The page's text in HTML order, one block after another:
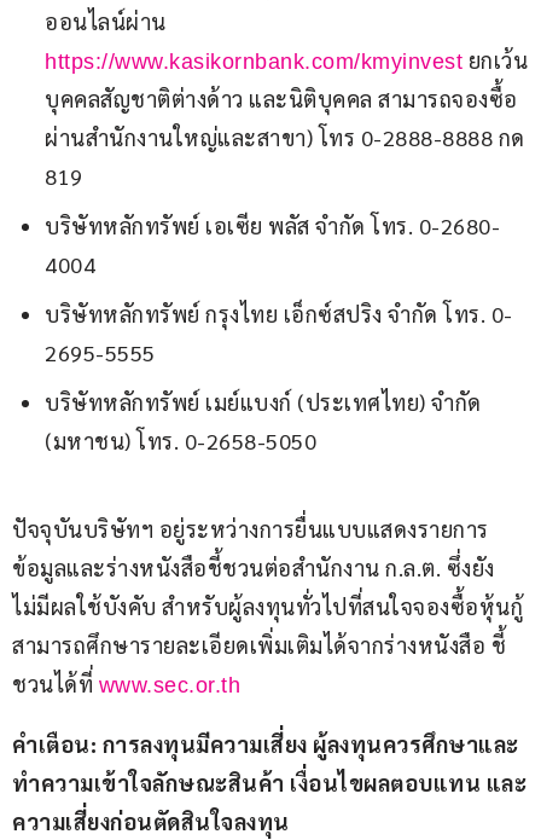
ออนไลน์ผ่าน
https://www.kasikornbank.com/kmyinvest ยกเว้น
บุคคลสัญชาติต่างด้าว และนิติบุคคล สามารถจองซื้อ
ผ่านสำนักงานใหญ่และสาขา) โทร 0-2888-8888 กด
819
บริษัทหลักทรัพย์ เอเซีย พลัส จำกัด โทร. 0-2680-
4004
บริษัทหลักทรัพย์ กรุงไทย เอ็กซ์สปริง จำกัด โทร. 0-
2695-5555
บริษัทหลักทรัพย์ เมย์แบงก์ (ประเทศไทย) จำกัด
(มหาชน) โทร. 0-2658-5050
ปัจจุบันบริษัทฯ อยู่ระหว่างการยื่นแบบแสดงรายการ
ข้อมูลและร่างหนังสือชี้ชวนต่อสำนักงาน ก.ล.ต. ซึ่งยัง
ไม่มีผลใช้บังคับ สำหรับผู้ลงทุนทั่วไปที่สนใจจองซื้อหุ้นกู้
สามารถศึกษารายละเอียดเพิ่มเติมได้จากร่างหนังสือ ชี้
ชวนได้ที่ www.sec.or.th
คำเตือน: การลงทุนมีความเสี่ยง ผู้ลงทุนควรศึกษาและ
ทำความเข้าใจลักษณะสินค้า เงื่อนไขผลตอบแทน และ
ความเสี่ยงก่อนตัดสินใจลงทุน